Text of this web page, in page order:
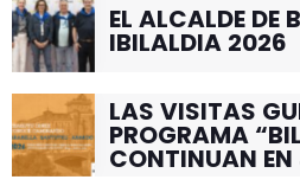
EL ALCALDE DE
IBILALDIA 2026
LAS VISITAS
PROGRAMA
CONTINUAN EN